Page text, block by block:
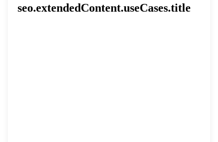
seo.extendedContent.useCases.title